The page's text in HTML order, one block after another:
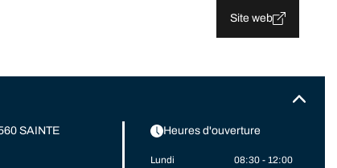
Site web
SAINTE
Heures d'ouverture
Lundi
08:30 - 12:00